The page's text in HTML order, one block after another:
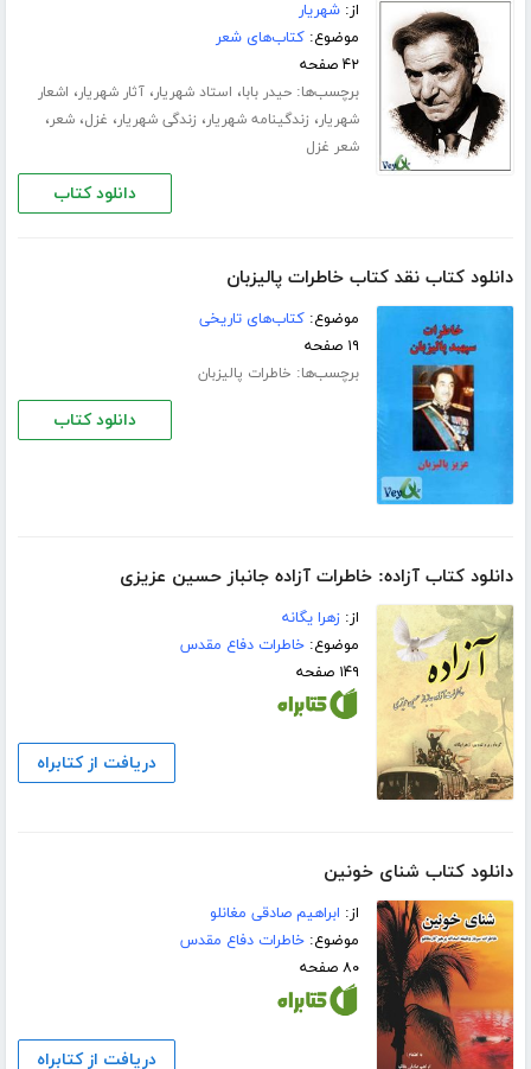
از:شهریار
موضوع:کتاب‌های شعر
۴۲ صفحه
برچسب‌ها:حیدر بابا، استاد شهریار،آثار شهریار، اشعار
شهریار، زندگینامه شهریار، زندگی شهریار، غزل،شعر،
شعر غزل
دانلود کتاب
دانلود کتاب نقد کتاب خاطرات پالیزبان
موضوع:کتاب‌های تاریخی
۱۹ صفحه
برچسب‌ها: خاطرات پالیزبان
دانلود کتاب
دانلود کتاب آزاده: خاطرات آزاده جانباز حسین عزیزی
از:زهرا یگانه
موضوع:خاطرات دفاع مقدس
۱۴۹ صفحه
دریافت از کتابراه
دانلود کتاب شنای خونین
از: ابراهیم صادقی مغانلو
موضوع:خاطرات دفاع مقدس
۸۰ صفحه
دریافت از کتابراه